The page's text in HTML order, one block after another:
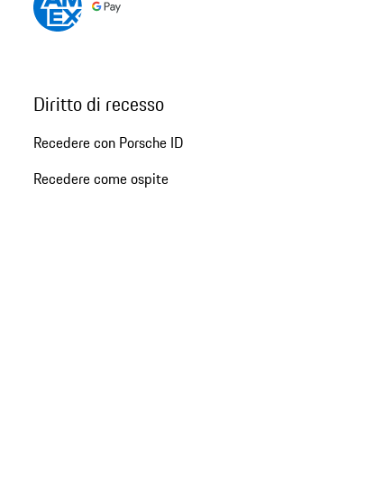
Diritto di recesso
Recedere con Porsche ID
Recedere come ospite